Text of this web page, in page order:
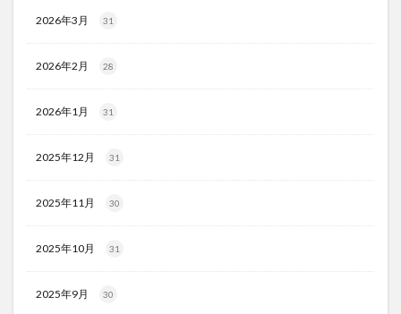
2026年3月 31
2026年2月 28
2026年1月 31
2025年12月 31
2025年11月 30
2025年10月 31
2025年9月 30